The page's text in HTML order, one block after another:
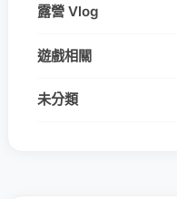
露營 Vlog
遊戲相關
未分類